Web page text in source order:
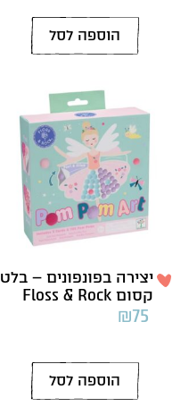
הוספה לסל
יצירה בפונפונים – בלט
קסום Floss & Rock
₪75
הוספה לסל